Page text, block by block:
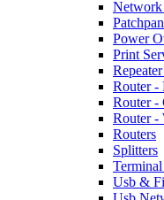
Network
Power
Print
Router -
Router -
Router -
Routers
Splitters
Usb &